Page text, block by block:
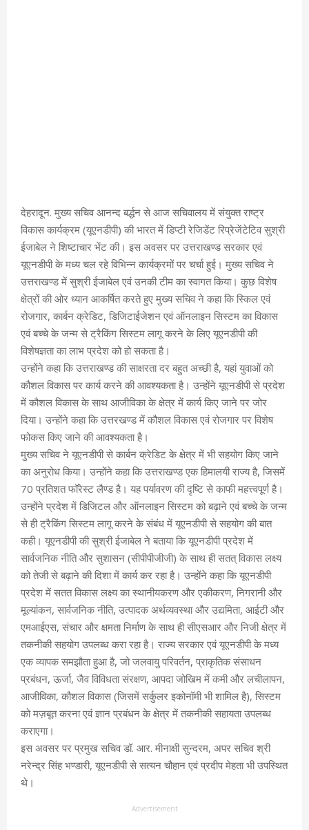
देहरादून. मुख्य सचिव आनन्द बर्द्धन से आज सचिवालय में संयुक्त राष्ट्र
विकास कार्यक्रम (यूएनडीपी) की भारत में डिप्टी रेजिडेंट रिप्रेजेंटेटिव सुश्री
ईजाबेल ने शिष्टाचार भेंट की। इस अवसर पर उत्तराखण्ड सरकार एवं
यूएनडीपी के मध्य चल रहे विभिन्न कार्यक्रमों पर चर्चा हुई। मुख्य सचिव ने
उत्तराखण्ड में सुश्री ईजाबेल एवं उनकी टीम का स्वागत किया। कुछ विशेष
क्षेत्रों की ओर ध्यान आकर्षित करते हुए मुख्य सचिव ने कहा कि स्किल एवं
रोजगार, कार्बन क्रेडिट, डिजिटाईजेशन एवं ऑनलाइन सिस्टम का विकास
एवं बच्चे के जन्म से ट्रैकिंग सिस्टम लागू करने के लिए यूएनडीपी की
विशेषज्ञता का लाभ प्रदेश को हो सकता है।
उन्होंने कहा कि उत्तराखण्ड की साक्षरता दर बहुत अच्छी है, यहां युवाओं को
कौशल विकास पर कार्य करने की आवश्यकता है। उन्होंने यूएनडीपी से प्रदेश
में कौशल विकास के साथ आजीविका के क्षेत्र में कार्य किए जाने पर जोर
दिया। उन्होंने कहा कि उत्तरखण्ड में कौशल विकास एवं रोजगार पर विशेष
फोकस किए जाने की आवश्यकता है।
मुख्य सचिव ने यूएनडीपी से कार्बन क्रेडिट के क्षेत्र में भी सहयोग किए जाने
का अनुरोध किया। उन्होंने कहा कि उत्तराखण्ड एक हिमालयी राज्य है, जिसमें
70 प्रतिशत फॉरेस्ट लैण्ड है। यह पर्यावरण की दृष्टि से काफी महत्त्वपूर्ण है।
उन्होंने प्रदेश में डिजिटल और ऑनलाइन सिस्टम को बढ़ाने एवं बच्चे के जन्म
से ही ट्रैकिंग सिस्टम लागू करने के संबंध में यूएनडीपी से सहयोग की बात
कही। यूएनडीपी की सुश्री ईजाबेल ने बताया कि यूएनडीपी प्रदेश में
सार्वजनिक नीति और सुशासन (सीपीपीजीजी) के साथ ही सतत् विकास लक्ष्य
को तेजी से बढ़ाने की दिशा में कार्य कर रहा है। उन्होंने कहा कि यूएनडीपी
प्रदेश में सतत विकास लक्ष्य का स्थानीयकरण और एकीकरण, निगरानी और
मूल्यांकन, सार्वजनिक नीति, उत्पादक अर्थव्यवस्था और उद्यमिता, आईटी और
एमआईएस, संचार और क्षमता निर्माण के साथ ही सीएसआर और निजी क्षेत्र में
तकनीकी सहयोग उपलब्ध करा रहा है। राज्य सरकार एवं यूएनडीपी के मध्य
एक व्यापक समझौता हुआ है, जो जलवायु परिवर्तन, प्राकृतिक संसाधन
प्रबंधन, ऊर्जा, जैव विविधता संरक्षण, आपदा जोखिम में कमी और लचीलापन,
आजीविका, कौशल विकास (जिसमें सर्कुलर इकोनॉमी भी शामिल है), सिस्टम
को मज़बूत करना एवं ज्ञान प्रबंधन के क्षेत्र में तकनीकी सहायता उपलब्ध
कराएगा।
इस अवसर पर प्रमुख सचिव डॉ. आर. मीनाक्षी सुन्दरम, अपर सचिव श्री
नरेन्द्र सिंह भण्डारी, यूएनडीपी से सत्यन चौहान एवं प्रदीप मेहता भी उपस्थित
थे।
Advertisement